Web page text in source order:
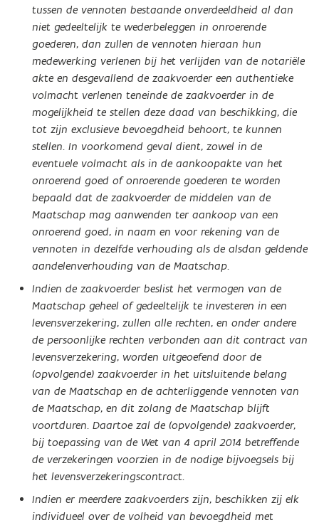
tussen de vennoten bestaande onverdeeldheid al dan
niet gedeeltelijk te wederbeleggen in onroerende
goederen, dan zullen de vennoten hieraan hun
medewerking verlenen bij het verlijden van de notariële
akte en desgevallend de zaakvoerder een authentieke
volmacht verlenen teneinde de zaakvoerder in de
mogelijkheid te stellen deze daad van beschikking, die
tot zijn exclusieve bevoegdheid behoort, te kunnen
stellen. In voorkomend geval dient, zowel in de
eventuele volmacht als in de aankoopakte van het
onroerend goed of onroerende goederen te worden
bepaald dat de zaakvoerder de middelen van de
Maatschap mag aanwenden ter aankoop van een
onroerend goed, in naam en voor rekening van de
vennoten in dezelfde verhouding als de alsdan geldende
aandelenverhouding van de Maatschap.
Indien de zaakvoerder beslist het vermogen van de
Maatschap geheel of gedeeltelijk te investeren in een
levensverzekering, zullen alle rechten, en onder andere
de persoonlijke rechten verbonden aan dit contract van
levensverzekering, worden uitgeoefend door de
(opvolgende) zaakvoerder in het uitsluitende belang
van de Maatschap en de achterliggende vennoten van
de Maatschap, en dit zolang de Maatschap blijft
voortduren. Daartoe zal de (opvolgende) zaakvoerder,
bij toepassing van de Wet van 4 april 2014 betreffende
de verzekeringen voorzien in de nodige bijvoegsels bij
het levensverzekeringscontract.
Indien er meerdere zaakvoerders zijn, beschikken zij elk
individueel over de volheid van bevoegdheid met